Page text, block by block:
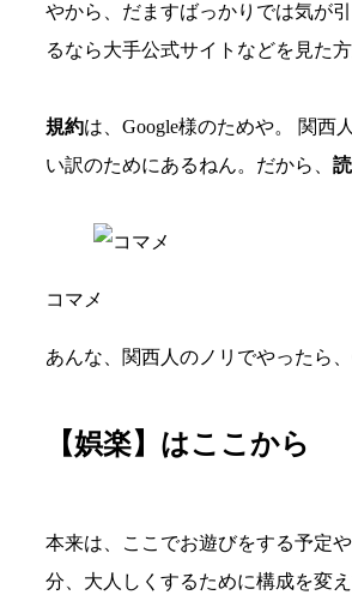
やから、だますばっかりでは気が
るなら大手公式サイトなどを見た
規約は、Google様のためや。 関西
い訳のためにあるねん。だから、
コマメ
あんな、関西人のノリでやったら
【娯楽】はここから
本来は、ここでお遊びをする予定
分、大人しくするために構成を変え